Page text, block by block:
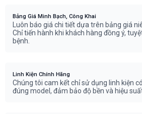
Bảng Giá Minh Bạch, Công Khai
Luôn báo giá chi tiết dựa trên bảng giá
Chỉ tiến hành khi khách hàng đồng ý,
bệnh.
Linh Kiện Chính Hãng
Chúng tôi cam kết chỉ sử dụng linh kiện
đúng model, đảm bảo độ bền và hiệu